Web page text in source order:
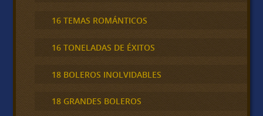
16 TEMAS ROMÁNTICOS
16 TONELADAS DE ÉXITOS
18 BOLEROS INOLVIDABLES
18 GRANDES BOLEROS